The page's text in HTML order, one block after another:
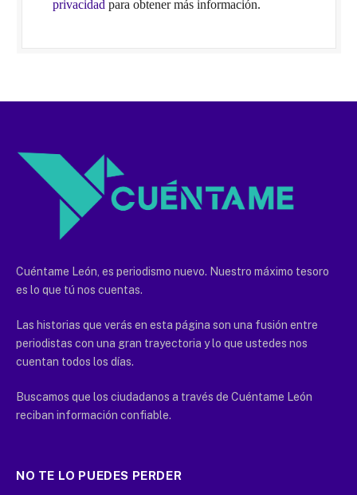
privacidadpara obtener más información.
Cuéntame León, es periodismo nuevo. Nuestro máximo tesoro
es lo que tú nos cuentas.
Las historias que verás en esta página son una fusión entre
periodistas con una gran trayectoria y lo que ustedes nos
cuentan todos los días.
Buscamos que los ciudadanos a través de Cuéntame León
reciban información confiable.
NO TE LO PUEDES PERDER